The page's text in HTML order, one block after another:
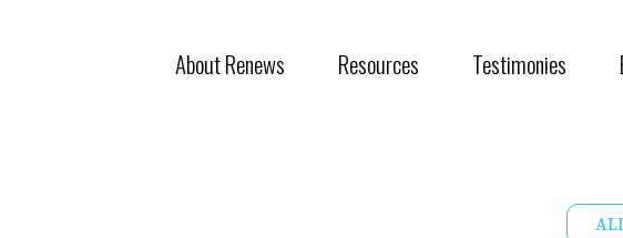
About Renews Resources Testimonies